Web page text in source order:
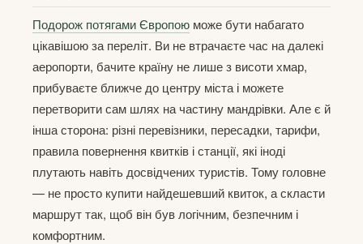
Подорож потягами Європою може бути набагато
цікавішою за переліт. Ви не втрачаєте час на далекі
аеропорти, бачите країну не лише з висоти хмар,
прибуваєте ближче до центру міста і можете
перетворити сам шлях на частину мандрівки. Але є й
інша сторона: різні перевізники, пересадки, тарифи,
правила повернення квитків і станції, які іноді
плутають навіть досвідчених туристів. Тому головне
— не просто купити найдешевший квиток, а скласти
маршрут так, щоб він був логічним, безпечним і
комфортним.